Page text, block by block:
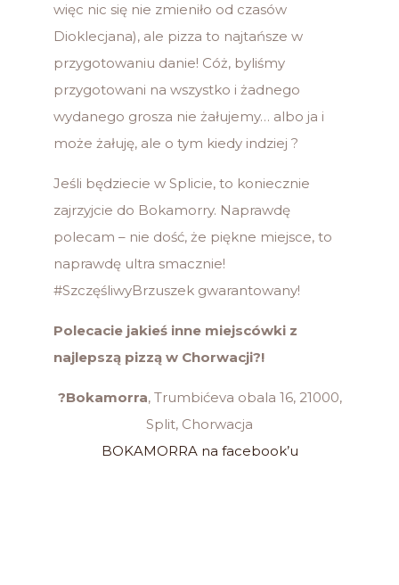
więc nic się nie zmieniło od czasów
Dioklecjana), ale pizza to najtańsze w
przygotowaniu danie! Cóż, byliśmy
przygotowani na wszystko i żadnego
wydanego grosza nie żałujemy… albo ja i
może żałuję, ale o tym kiedy indziej ?
Jeśli będziecie w Splicie, to koniecznie
zajrzyjcie do Bokamorry. Naprawdę
polecam – nie dość, że piękne miejsce, to
naprawdę ultra smacznie!
#SzczęśliwyBrzuszek gwarantowany!
Polecacie jakieś inne miejscówki z
najlepszą pizzą w Chorwacji?!
?Bokamorra, Trumbićeva obala 16, 21000,
Split, Chorwacja
BOKAMORRA na facebook’u